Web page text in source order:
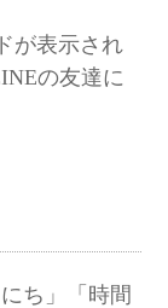
が表示され
の友達に
ち」「時間